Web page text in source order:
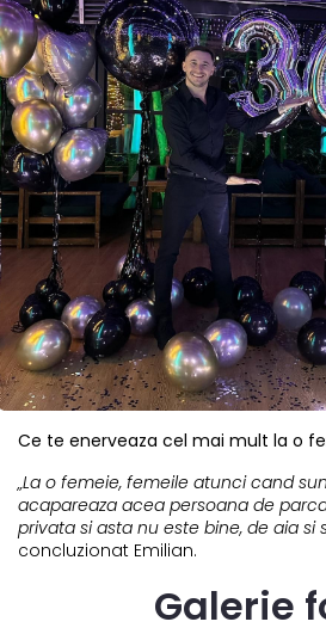
Ce te enerveaza cel mai mult la o
„La o femeie, femeile atunci cand
acapareaza acea persoana de
privata si asta nu este bine, de aia si
concluzionat Emilian.
Galerie